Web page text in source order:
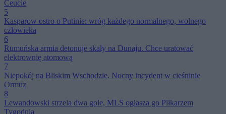
Ceucie
5
Kasparow ostro o Putinie: wróg każdego normalnego, wolnego
człowieka
6
Rumuńska armia detonuje skały na Dunaju. Chce uratować
elektrownię atomową
7
Niepokój na Bliskim Wschodzie. Nocny incydent w cieśninie
Ormuz
8
Lewandowski strzela dwa gole, MLS ogłasza go Piłkarzem
Tygodnia